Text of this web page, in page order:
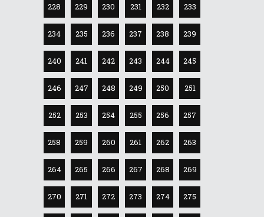
228 229 230 231 232 233
234 235 236 237 238 239
240 241 242 243 244 245
246 247 248 249 250 251
252 253 254 255 256 257
258 259 260 261 262 263
264 265 266 267 268 269
270 271 272 273 274 275